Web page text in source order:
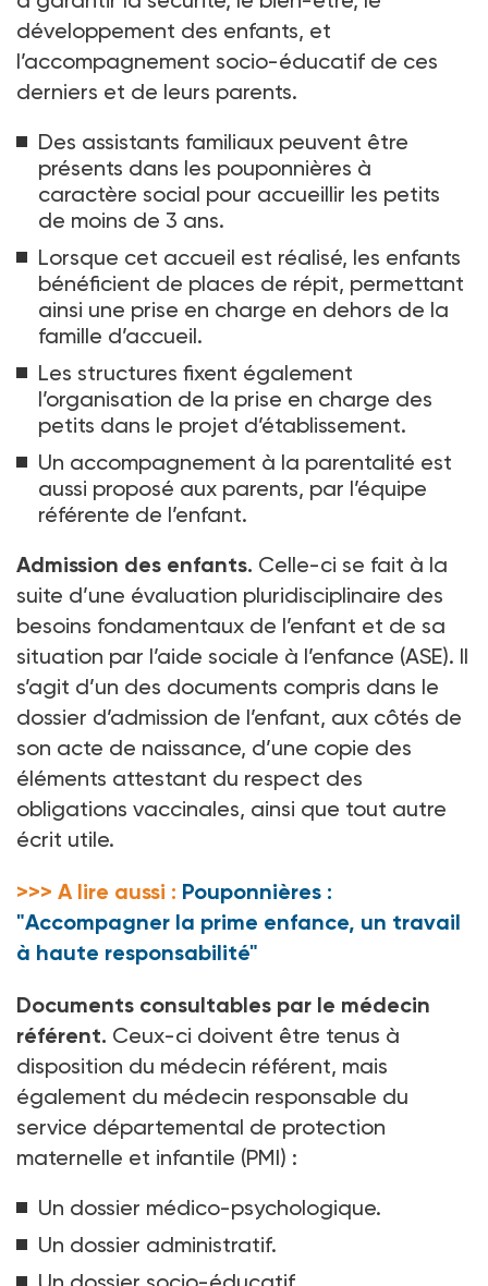
développement des enfants, et
l’accompagnement socio-éducatif de ces
derniers et de leurs parents.
Des assistants familiaux peuvent être
présents dans les pouponnières à
caractère social pour accueillir les petits
de moins de 3 ans.
Lorsque cet accueil est réalisé, les enfants
bénéficient de places de répit, permettant
ainsi une prise en charge en dehors de la
famille d’accueil.
Les structures fixent également
l’organisation de la prise en charge des
petits dans le projet d’établissement.
Un accompagnement à la parentalité est
aussi proposé aux parents, par l’équipe
référente de l’enfant.
Admission des enfants. Celle-ci se fait à la
suite d’une évaluation pluridisciplinaire des
besoins fondamentaux de l’enfant et de sa
situation par l’aide sociale à l’enfance (ASE). Il
s’agit d’un des documents compris dans le
dossier d’admission de l’enfant, aux côtés de
son acte de naissance, d’une copie des
éléments attestant du respect des
obligations vaccinales, ainsi que tout autre
écrit utile.
>>> A lire aussi : Pouponnières :
"Accompagner la prime enfance, un travail
à haute responsabilité"
Documents consultables par le médecin
référent. Ceux-ci doivent être tenus à
disposition du médecin référent, mais
également du médecin responsable du
service départemental de protection
maternelle et infantile (PMI) :
Un dossier médico-psychologique.
Un dossier administratif.